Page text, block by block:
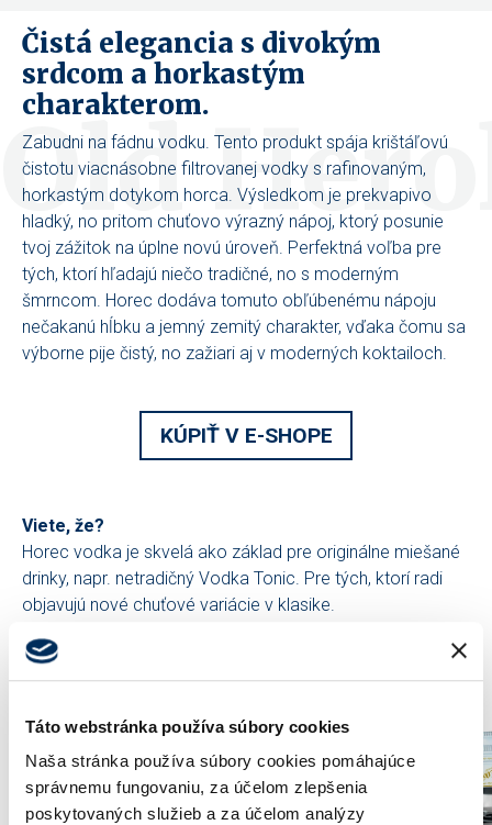
Táto webstránka používa súbory cookies
Naša stránka používa súbory cookies pomáhajúce
správnemu fungovaniu, za účelom zlepšenia
poskytovaných služieb a za účelom analýzy
Čistá elegancia s divokým
srdcom a horkastým
charakterom.
Old
Zabudni na fádnu vodku. Tento produkt spája krištáľovú
čistotu viacnásobne filtrovanej vodky s rafinovaným,
horkastým dotykom horca. Výsledkom je prekvapivo
hladký, no pritom chuťovo výrazný nápoj, ktorý posunie
tvoj zážitok na úplne novú úroveň. Perfektná voľba pre
tých, ktorí hľadajú niečo tradičné, no s moderným
šmrncom. Horec dodáva tomuto obľúbenému nápoju
nečakanú hĺbku a jemný zemitý charakter, vďaka čomu sa
výborne pije čistý, no zažiari aj v moderných koktailoch.
KÚPIŤ V E-SHOPE
Viete, že?
Horec vodka je skvelá ako základ pre originálne miešané
drinky, napr. netradičný Vodka Tonic. Pre tých, ktorí radi
objavujú nové chuťové variácie v klasike.